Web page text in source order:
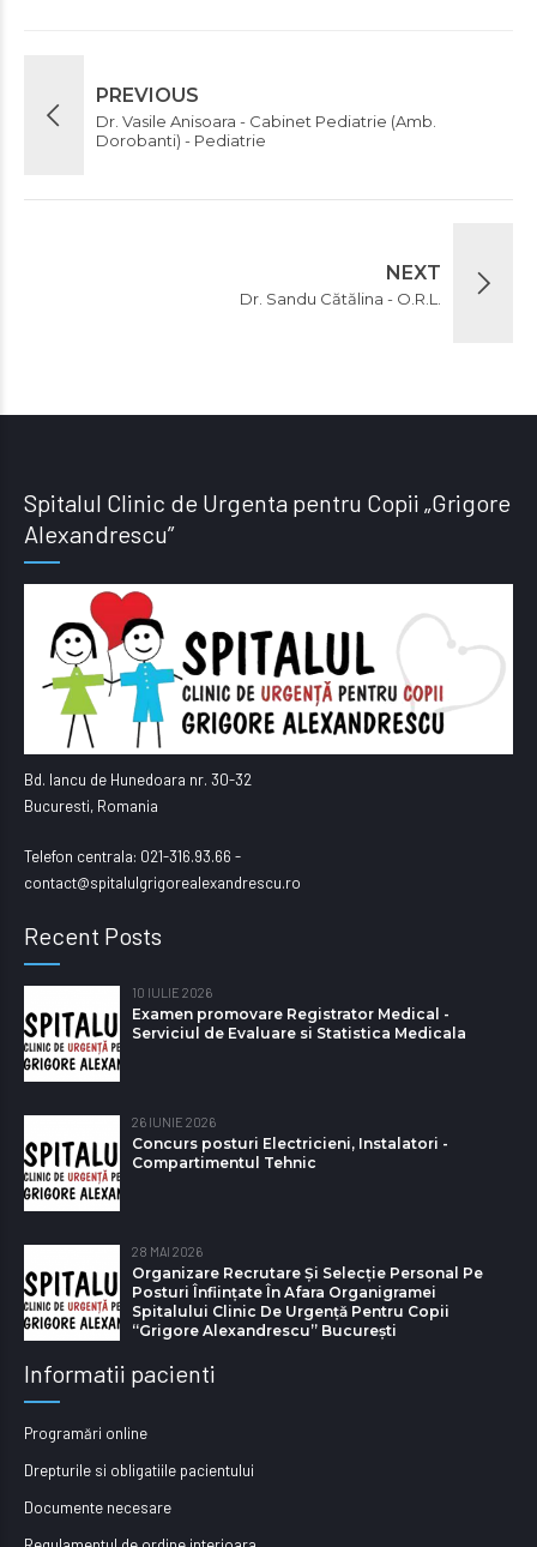
PREVIOUS
Dr. Vasile Anisoara - Cabinet Pediatrie (Amb.
Dorobanti) - Pediatrie
NEXT
Dr. Sandu Cătălina - O.R.L.
Spitalul Clinic de Urgenta pentru Copii „Grigore
Alexandrescu”
Bd. Iancu de Hunedoara nr. 30-32
Bucuresti, Romania
Telefon centrala: 021-316.93.66 -
contact@spitalulgrigorealexandrescu.ro
Recent Posts
10 IULIE 2026
Examen promovare Registrator Medical -
Serviciul de Evaluare si Statistica Medicala
26 IUNIE 2026
Concurs posturi Electricieni, Instalatori -
Compartimentul Tehnic
28 MAI 2026
Organizare Recrutare Și Selecție Personal Pe
Posturi Înființate În Afara Organigramei
Spitalului Clinic De Urgență Pentru Copii
“Grigore Alexandrescu” Bucureşti
Informatii pacienti
Programări online
Drepturile si obligatiile pacientului
Documente necesare